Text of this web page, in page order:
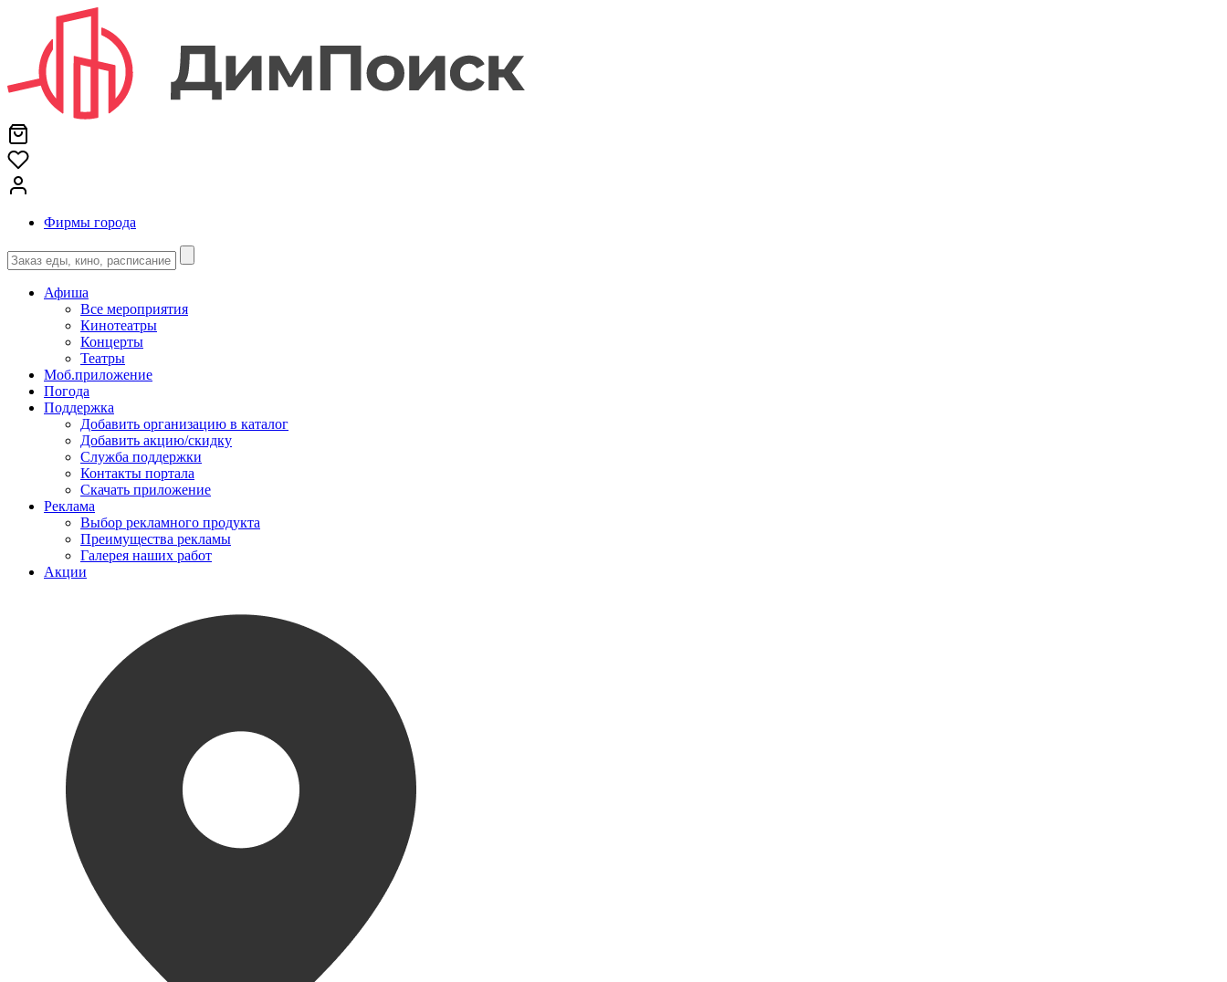
Фирмы города
Афиша
Все мероприятия
Кинотеатры
Концерты
Театры
Моб.приложение
Погода
Поддержка
Добавить организацию в каталог
Добавить акцию/скидку
Служба поддержки
Контакты портала
Скачать приложение
Реклама
Выбор рекламного продукта
Преимущества рекламы
Галерея наших работ
Акции